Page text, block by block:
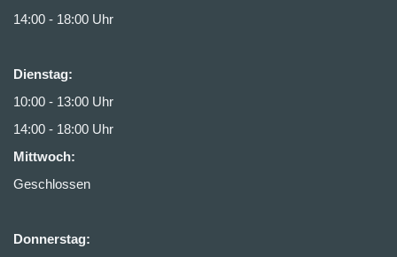
14:00 - 18:00 Uhr
Dienstag:
10:00 - 13:00 Uhr
14:00 - 18:00 Uhr
Mittwoch:
Geschlossen
Donnerstag: